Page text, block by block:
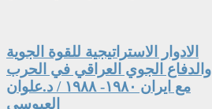
الادوار الاستراتيجية للقوة الجوية
والدفاع الجوي العراقي في الحرب
مع ايران ١٩٨٠- ١٩٨٨ / د.علوان
العبوسي